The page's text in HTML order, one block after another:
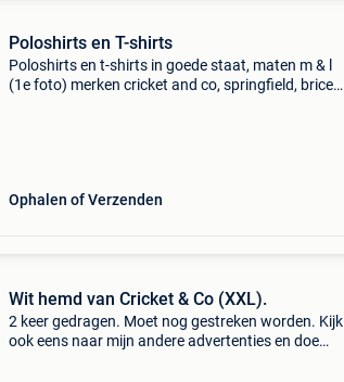
Poloshirts en T-shirts
Poloshirts en t-shirts in goede staat, maten m & l
(1e foto) merken cricket and co, springfield, brice
Ophalen of Verzenden
Wit hemd van Cricket & Co (XXL).
2 keer gedragen. Moet nog gestreken worden. Kijk
ook eens naar mijn andere advertenties en doe